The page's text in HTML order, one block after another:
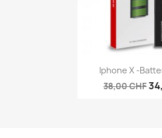
Aperçu
Iphone X -
38,00 CHF